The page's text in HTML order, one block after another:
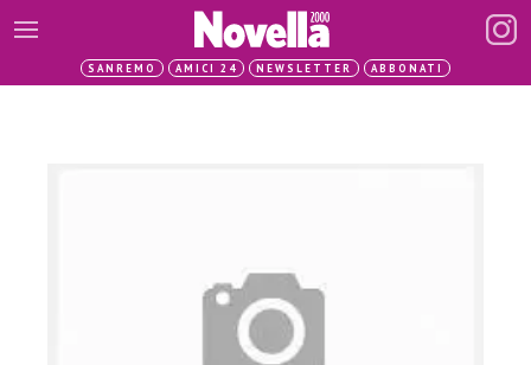
SANREMO AMICI 24 NEWSLETTER ABBONATI